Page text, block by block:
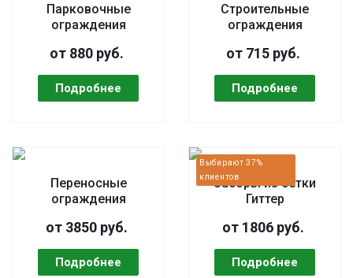
Парковочные
ограждения
от 880 руб.
Строительные
ограждения
от 715 руб.
Переносные
ограждения
от 3850 руб.
Заборы из сетки
Гиттер
от 1806 руб.